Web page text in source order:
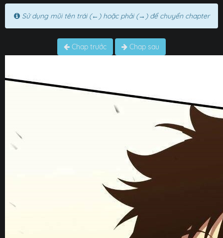
Sử dụng mũi tên trái (←) hoặc phải (→) để chuyển chapter
Chap trước Chap sau